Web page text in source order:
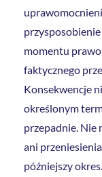
momentu
faktycznego
Konsekwencje
określonym
przepadnie. Nie
ani
późniejszy